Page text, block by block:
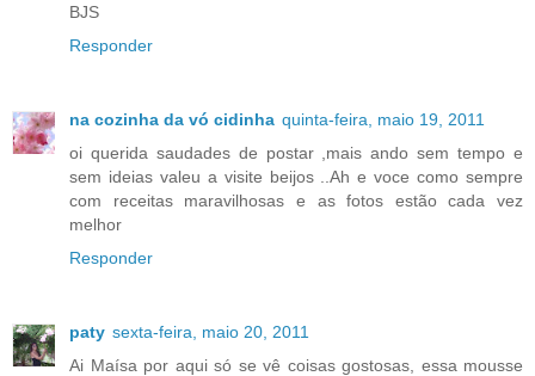
BJS
Responder
na cozinha da vó cidinha quinta-feira, maio 19, 2011
oi querida saudades de postar ,mais ando sem tempo e
sem ideias valeu a visite beijos ..Ah e voce como sempre
com receitas maravilhosas e as fotos estão cada vez
melhor
Responder
paty sexta-feira, maio 20, 2011
Ai Maísa por aqui só se vê coisas gostosas, essa mousse